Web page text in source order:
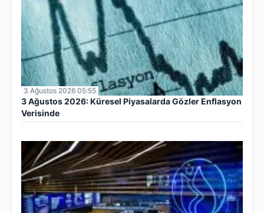
3 Ağustos 2026 05:55
3 Ağustos 2026: Küresel Piyasalarda Gözler Enflasyon
Verisinde